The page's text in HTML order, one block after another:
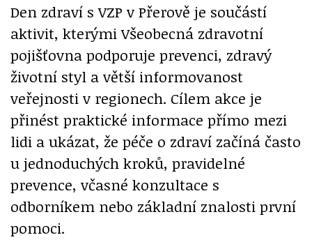
Den zdraví s VZP v Přerově je součástí
aktivit, kterými Všeobecná zdravotní
pojišťovna podporuje prevenci, zdravý
životní styl a větší informovanost
veřejnosti v regionech. Cílem akce je
přinést praktické informace přímo mezi
lidi a ukázat, že péče o zdraví začíná často
u jednoduchých kroků, pravidelné
prevence, včasné konzultace s
odborníkem nebo základní znalosti první
pomoci.